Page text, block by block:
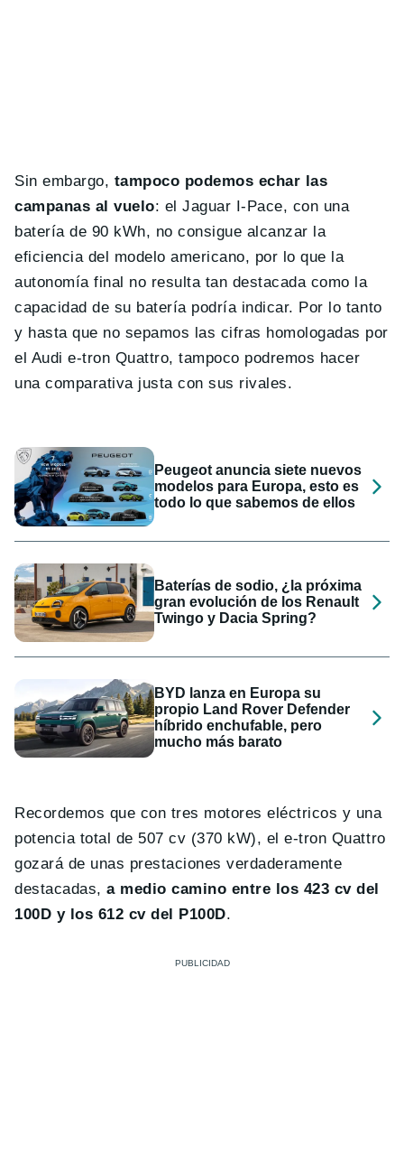
Sin embargo, tampoco podemos echar las
campanas al vuelo: el Jaguar I-Pace, con una
batería de 90 kWh, no consigue alcanzar la
eficiencia del modelo americano, por lo que la
autonomía final no resulta tan destacada como la
capacidad de su batería podría indicar. Por lo tanto
y hasta que no sepamos las cifras homologadas por
el Audi e-tron Quattro, tampoco podremos hacer
una comparativa justa con sus rivales.
Peugeot anuncia siete nuevos
modelos para Europa, esto es
todo lo que sabemos de ellos
Baterías de sodio, ¿la próxima
gran evolución de los Renault
Twingo y Dacia Spring?
BYD lanza en Europa su
propio Land Rover Defender
híbrido enchufable, pero
mucho más barato
Recordemos que con tres motores eléctricos y una
potencia total de 507 cv (370 kW), el e-tron Quattro
gozará de unas prestaciones verdaderamente
destacadas, a medio camino entre los 423 cv del
100D y los 612 cv del P100D.